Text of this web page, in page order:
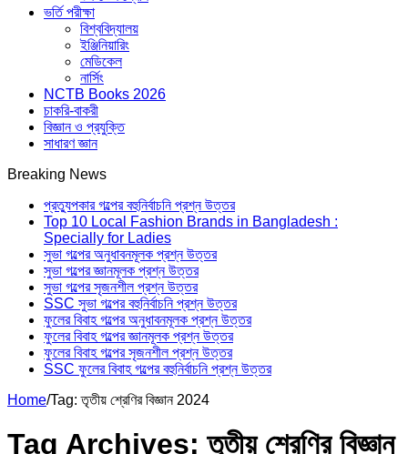
ভর্তি পরীক্ষা
বিশ্ববিদ্যালয়
ইঞ্জিনিয়ারিং
মেডিকেল
নার্সিং
NCTB Books 2026
চাকরি-বাকরী
বিজ্ঞান ও প্রযুক্তি
সাধারণ জ্ঞান
Breaking News
প্রত্যুপকার গল্পের বহুনির্বাচনি প্রশ্ন উত্তর
Top 10 Local Fashion Brands in Bangladesh :
Specially for Ladies
সুভা গল্পের অনুধাবনমূলক প্রশ্ন উত্তর
সুভা গল্পের জ্ঞানমূলক প্রশ্ন উত্তর
সুভা গল্পের সৃজনশীল প্রশ্ন উত্তর
SSC সুভা গল্পের বহুনির্বাচনি প্রশ্ন উত্তর
ফুলের বিবাহ গল্পের অনুধাবনমূলক প্রশ্ন উত্তর
ফুলের বিবাহ গল্পের জ্ঞানমূলক প্রশ্ন উত্তর
ফুলের বিবাহ গল্পের সৃজনশীল প্রশ্ন উত্তর
SSC ফুলের বিবাহ গল্পের বহুনির্বাচনি প্রশ্ন উত্তর
Home/Tag:তৃতীয় শ্রেণির বিজ্ঞান 2024
Tag Archives:তৃতীয় শ্রেণির বিজ্ঞান